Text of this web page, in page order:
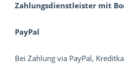
Zahlungsdienstleister mit
PayPal
Bei Zahlung via PayPal,